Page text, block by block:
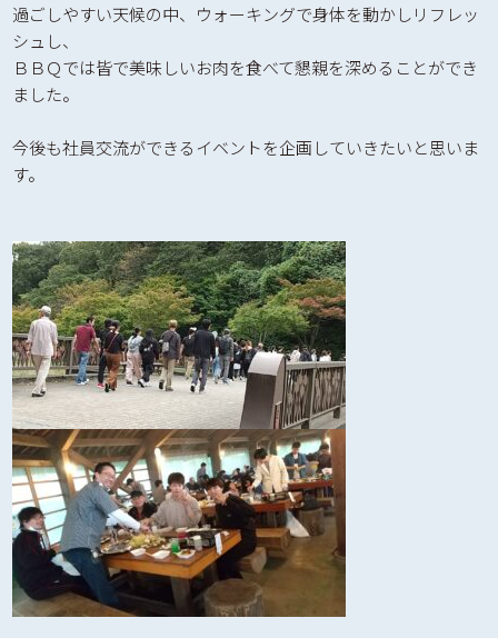
過ごしやすい天候の中、ウォーキングで身体を動かしリフレッ
シュし、
ＢＢＱでは皆で美味しいお肉を食べて懇親を深めることができ
ました。
今後も社員交流ができるイベントを企画していきたいと思いま
す。